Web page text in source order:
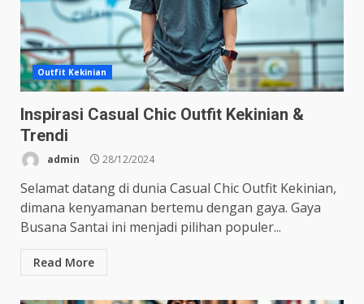
Outfit Kekinian
Inspirasi Casual Chic Outfit Kekinian &
Trendi
admin 28/12/2024
Selamat datang di dunia Casual Chic Outfit Kekinian,
dimana kenyamanan bertemu dengan gaya. Gaya
Busana Santai ini menjadi pilihan populer...
Read More